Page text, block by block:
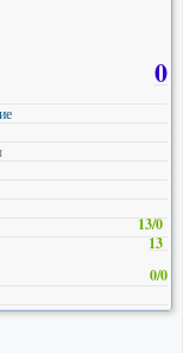
0
13/0
13
0/0